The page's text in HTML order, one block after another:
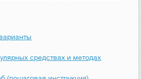
средствах и методах